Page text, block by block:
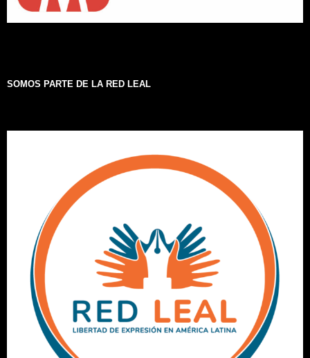
SOMOS PARTE DE LA RED LEAL